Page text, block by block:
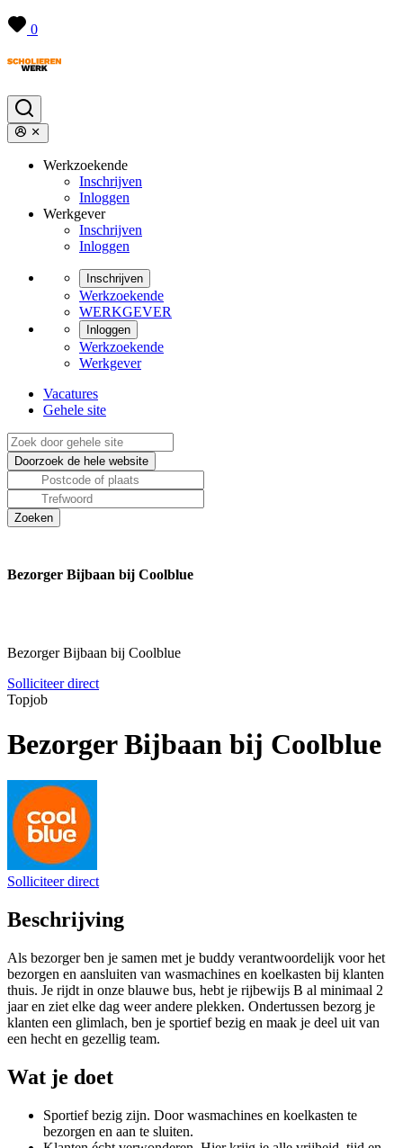
0
Werkzoekende
Inschrijven
Inloggen
Werkgever
Inschrijven
Inloggen
Inschrijven
Werkzoekende
WERKGEVER
Inloggen
Werkzoekende
Werkgever
Vacatures
Gehele site
Bezorger Bijbaan bij Coolblue
Bezorger Bijbaan bij Coolblue
Solliciteer direct
Topjob
Bezorger Bijbaan bij Coolblue
Solliciteer direct
Beschrijving
Als bezorger ben je samen met je buddy verantwoordelijk voor het
bezorgen en aansluiten van wasmachines en koelkasten bij klanten
thuis. Je rijdt in onze blauwe bus, hebt je rijbewijs B al minimaal 2
jaar en ziet elke dag weer andere plekken. Ondertussen bezorg je
klanten een glimlach, ben je sportief bezig en maak je deel uit van
een hecht en gezellig team.
Wat je doet
Sportief bezig zijn. Door wasmachines en koelkasten te
bezorgen en aan te sluiten.